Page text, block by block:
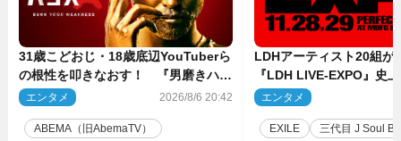
31歳こどおじ・18歳底辺YouTuberら
の根性を叩きなおす！ 『男磨きハウ
ス』第2弾コーチ陣発表
エンタメ 2026/8/6 20:42
ABEMA（旧AbemaTV）
LDHアーティスト20組
『LDH LIVE‐EXPO』史
技場で開催決定
エンタメ
EXILE 三代目 J Soul